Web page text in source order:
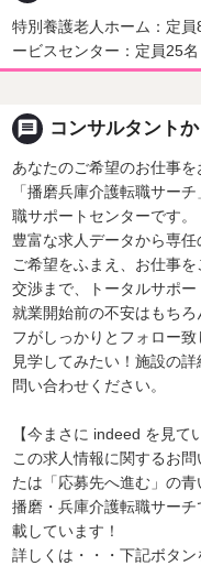
特別養護老人ホーム：定
ービスセンター：定員25
message コンサルタント
あなたのご希望のお仕事を
「播磨兵庫介護転職サー
職サポートセンターです。
豊富な求人データから専
ご希望をふまえ、お仕事
交渉まで、トータルサポー
就業開始前の不安はもち
フがしっかりとフォロー致
見学してみたい！施設の
問い合わせください。
【今まさに indeed を見て
この求人情報に関するお
たは「応募先へ進む」の青
播磨・兵庫介護転職サー
載しています！
詳しくは・・・下記ボタン